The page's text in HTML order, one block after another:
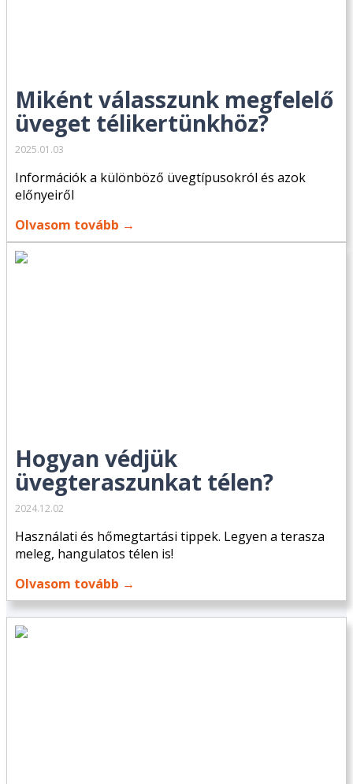
Miként válasszunk megfelelő
üveget télikertünkhöz?
2025.01.03
Információk a különböző üvegtípusokról és azok
előnyeiről
Olvasom tovább →
Hogyan védjük
üvegteraszunkat télen?
2024.12.02
Használati és hőmegtartási tippek. Legyen a terasza
meleg, hangulatos télen is!
Olvasom tovább →